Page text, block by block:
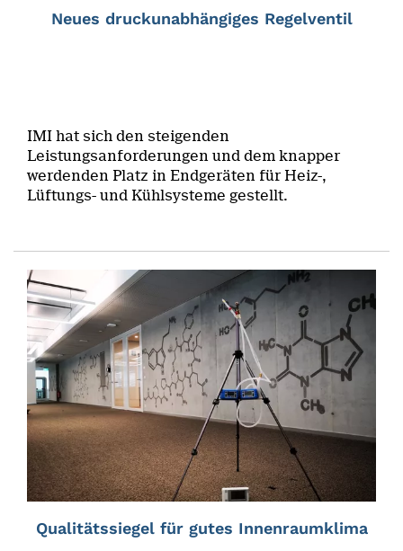
Neues druckunabhängiges Regelventil
IMI hat sich den steigenden
Leistungsanforderungen und dem knapper
werdenden Platz in Endgeräten für Heiz-,
Lüftungs- und Kühlsysteme gestellt.
Qualitätssiegel für gutes Innenraumklima